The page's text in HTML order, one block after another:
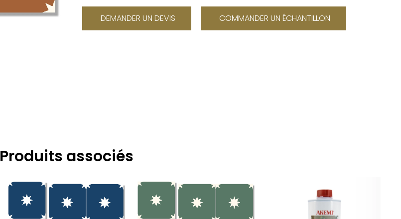
initial
était :
106.80 €.
actuel
est :
89.00 €.
DEMANDER UN DEVIS COMMANDER UN ÉCHANTILLON
Produits associés